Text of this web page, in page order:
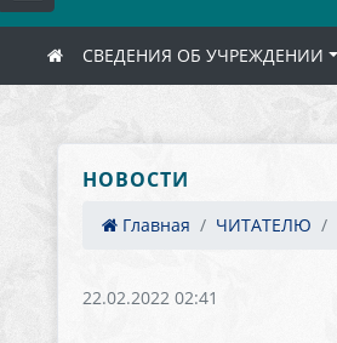
СВЕДЕНИЯ ОБ УЧРЕЖДЕНИИ
НОВОСТИ
Главная ЧИТАТЕЛЮ
22.02.2022 02:41